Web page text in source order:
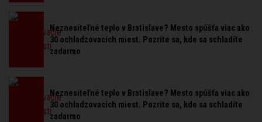
Neznesiteľné teplo v Bratislave? Mesto spúšťa viac ako
30 ochladzovacích miest. Pozrite sa, kde sa schladíte
zadarmo
Neznesiteľné teplo v Bratislave? Mesto spúšťa viac ako
30 ochladzovacích miest. Pozrite sa, kde sa schladíte
zadarmo